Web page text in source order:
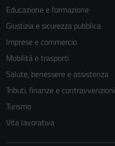
Educazione e formazione
Giustizia e sicurezza pubblica
Imprese e commercio
Mobilità e trasporti
Salute, benessere e assistenza
Tributi, finanze e contravvenzioni
Turismo
Vita lavorativa